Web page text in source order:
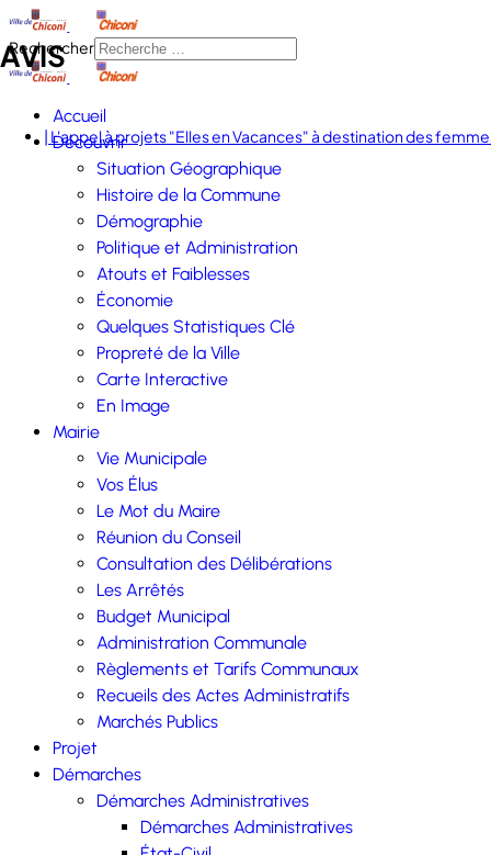
Rechercher
Accueil
Découvrir
Situation Géographique
Histoire de la Commune
Démographie
Politique et Administration
Atouts et Faiblesses
Économie
Quelques Statistiques Clé
Propreté de la Ville
Carte Interactive
En Image
Mairie
Vie Municipale
Vos Élus
Le Mot du Maire
Réunion du Conseil
Consultation des Délibérations
Les Arrêtés
Budget Municipal
Administration Communale
Règlements et Tarifs Communaux
Recueils des Actes Administratifs
Marchés Publics
Projet
Démarches
Démarches Administratives
Démarches Administratives
AVIS
| L'appel à projets "Elles en Vacances" à destination des